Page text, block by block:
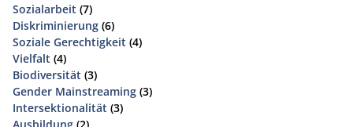
Sozialarbeit (7)
Diskriminierung (6)
Soziale Gerechtigkeit (4)
Vielfalt (4)
Biodiversität (3)
Gender Mainstreaming (3)
Intersektionalität (3)
Ausbildung (2)